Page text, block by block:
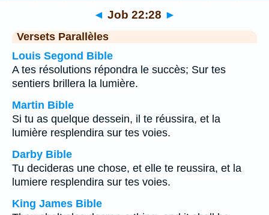
◄ Job 22:28 ►
Versets Parallèles
Louis Segond Bible
A tes résolutions répondra le succès; Sur tes
sentiers brillera la lumière.
Martin Bible
Si tu as quelque dessein, il te réussira, et la
lumière resplendira sur tes voies.
Darby Bible
Tu decideras une chose, et elle te reussira, et la
lumiere resplendira sur tes voies.
King James Bible